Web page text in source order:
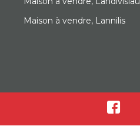
Maison à vendre, Lannilis